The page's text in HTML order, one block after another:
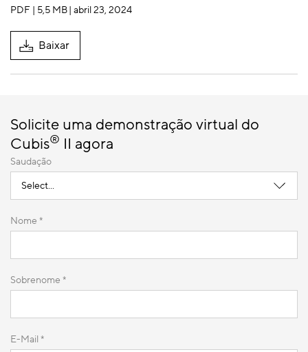
PDF | 5,5 MB| abril 23, 2024
Baixar
Solicite uma demonstração virtual do
Cubis® II agora
Saudação
Nome *
Sobrenome *
E-Mail *